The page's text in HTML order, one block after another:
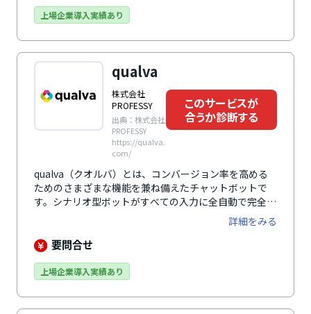
月のサービス提供開始から、累計導入数は1,500社・
ってきた実績と信頼で、企業規模問わず、業種も幅広い
企業で利用されています。
上場企業導入実績あり
qualva
株式会社
PROFESSY
出典：株式会社
PROFESSY
https://qualva.
com/
このサービスが
合うか診断する
qualva（クオルバ）とは、コンバージョン率を高める
ためのさまざまな機能を兼ね備えたチャットボットで
す。シナリオ型ボットがすべての入力に全自動で完全応
答することで、有人のオペレーター雇用費を削減できま
す。使いやすさに配慮されたユーザーインターフェース
も特徴のひとつです。タイピング操作（GUI）に加え、
ラウザを閉じてしまっても、再び戻ってきたときに前回
搭載しています。リアルタイムで顧客情報の可視化がで
詳細をみる
要問合せ
上場企業導入実績あり